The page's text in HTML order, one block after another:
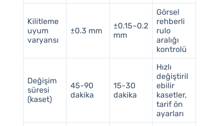
Kilitleme
uyum
varyansı
±0.3 mm
±0.15–0.2
mm
Görsel
rehberli
rulo
aralığı
kontrolü
Değişim
süresi
(kaset)
45-90
dakika
15-30
dakika
Hızlı
değiştiril
ebilir
kasetler,
tarif ön
ayarları